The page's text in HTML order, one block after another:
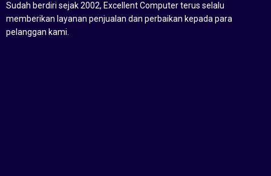
Sudah berdiri sejak 2002, Excellent Computer terus selalu
memberikan layanan penjualan dan perbaikan kepada para
pelanggan kami.